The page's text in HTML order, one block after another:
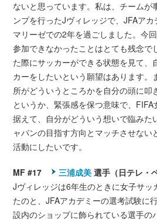
ないと思っています。私は、チームが
ンプを行ったJヴィレッジで、JFAア
マリーゼでの2年を過ごしました。今
参加できなかったことはとても残念で
た際にサッカーができる状態を見て、
カーをしたいという願望はあります。
所がどういうところかを自分の頭に叩
というか、緊張感を保つ意味で、
据えて、自分がどういう想いで臨みた
ャパンの目指す方向とマッチさせない
活動にしたいです。
MF #17 三浦成美 選手（日テレ・
Jヴィレッジは6年生のときに女子サッ
たのと、JFAアカデミーの選考試験に
設内のショップに飾られている選手の